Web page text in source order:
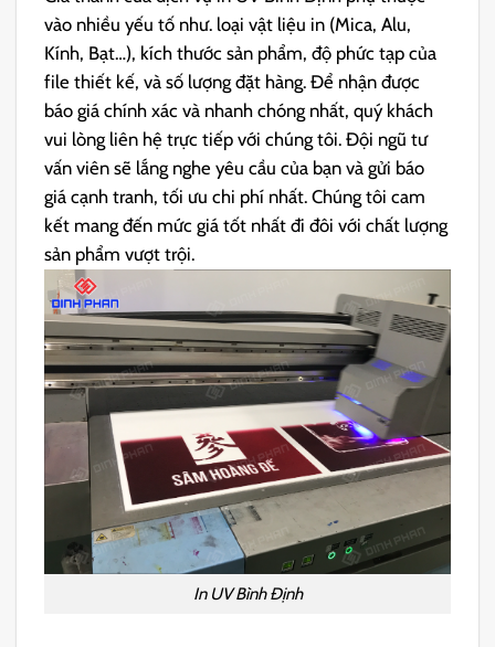
vào nhiều yếu tố như. loại vật liệu in (Mica, Alu,
Kính, Bạt…), kích thước sản phẩm, độ phức tạp của
file thiết kế, và số lượng đặt hàng. Để nhận được
báo giá chính xác và nhanh chóng nhất, quý khách
vui lòng liên hệ trực tiếp với chúng tôi. Đội ngũ tư
vấn viên sẽ lắng nghe yêu cầu của bạn và gửi báo
giá cạnh tranh, tối ưu chi phí nhất. Chúng tôi cam
kết mang đến mức giá tốt nhất đi đôi với chất lượng
sản phẩm vượt trội.
In UV Bình Định